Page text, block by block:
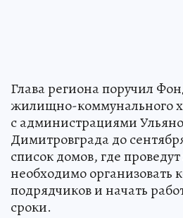
Глава региона поручил
жилищно-коммунального
с администрациями
Димитровграда до
список домов, где
необходимо организовать
подрядчиков и начать
сроки.